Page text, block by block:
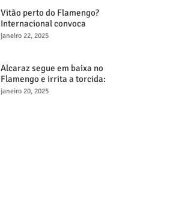
Vitão perto do Flamengo?
Internacional convoca
reunião decisiva para tentar
janeiro 22, 2025
Alcaraz segue em baixa no
Flamengo e irrita a torcida:
"Maior contratação, menor
janeiro 20, 2025